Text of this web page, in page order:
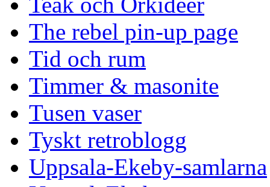
The rebel pin-up page
Tid och rum
Timmer & masonite
Tusen vaser
Tyskt retroblogg
Uppsala-Ekeby-samlarna